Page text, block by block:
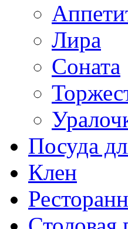
Лира
Соната
Посуда
Клен